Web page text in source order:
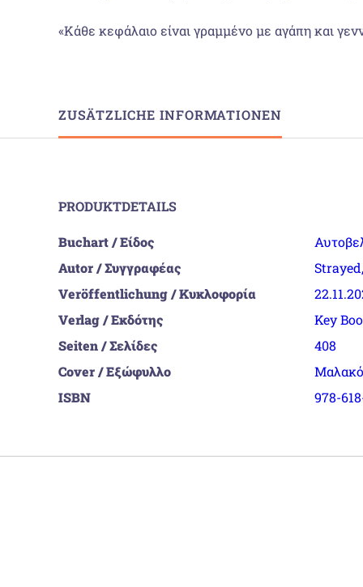
«Κάθε κεφάλαιο είναι γραμμένο με αγάπη και
ZUSÄTZLICHE INFORMATIONEN
PRODUKTDETAILS
Buchart / Είδος
Autor / Συγγραφέας
Veröffentlichung / Κυκλοφορία
Verlag / Εκδότης
Key
Seiten / Σελίδες
408
Cover / Εξώφυλλο
ISBN
978-